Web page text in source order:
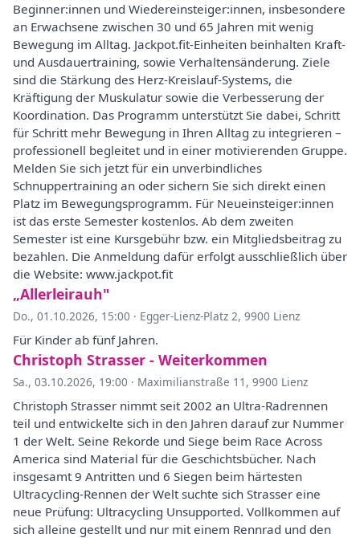
Beginner:innen und Wiedereinsteiger:innen, insbesondere
an Erwachsene zwischen 30 und 65 Jahren mit wenig
Bewegung im Alltag. Jackpot.fit-Einheiten beinhalten Kraft-
und Ausdauertraining, sowie Verhaltensänderung. Ziele
sind die Stärkung des Herz-Kreislauf-Systems, die
Kräftigung der Muskulatur sowie die Verbesserung der
Koordination. Das Programm unterstützt Sie dabei, Schritt
für Schritt mehr Bewegung in Ihren Alltag zu integrieren –
professionell begleitet und in einer motivierenden Gruppe.
Melden Sie sich jetzt für ein unverbindliches
Schnuppertraining an oder sichern Sie sich direkt einen
Platz im Bewegungsprogramm. Für Neueinsteiger:innen
ist das erste Semester kostenlos. Ab dem zweiten
Semester ist eine Kursgebühr bzw. ein Mitgliedsbeitrag zu
bezahlen. Die Anmeldung dafür erfolgt ausschließlich über
die Website: www.jackpot.fit
„Allerleirauh"
Do., 01.10.2026, 15:00 · Egger-Lienz-Platz 2, 9900 Lienz
Für Kinder ab fünf Jahren.
Christoph Strasser - Weiterkommen
Sa., 03.10.2026, 19:00 · Maximilianstraße 11, 9900 Lienz
Christoph Strasser nimmt seit 2002 an Ultra-Radrennen
teil und entwickelte sich in den Jahren darauf zur Nummer
1 der Welt. Seine Rekorde und Siege beim Race Across
America sind Material für die Geschichtsbücher. Nach
insgesamt 9 Antritten und 6 Siegen beim härtesten
Ultracycling-Rennen der Welt suchte sich Strasser eine
neue Prüfung: Ultracycling Unsupported. Vollkommen auf
sich alleine gestellt und nur mit einem Rennrad und den